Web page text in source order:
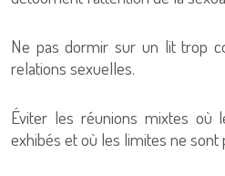
Ne pas dormir sur un lit trop
relations sexuelles.
Éviter les réunions mixtes où
exhibés et où les limites ne sont